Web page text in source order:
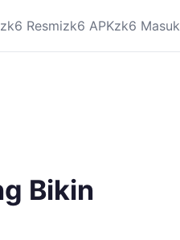
zk6 Resmizk6 APKzk6 Masuk
Bikin